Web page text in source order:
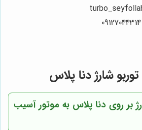
شارژ دنا پلاس
بر روی دنا پلاس به موتور آسیب